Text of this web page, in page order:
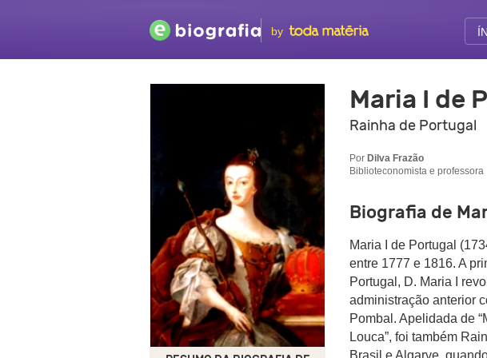
by
Maria I de
Rainha de Portugal
Por Dilva Frazão
Biblioteconomista e professora
Biografia de
Maria I de Portugal
entre 1777 e 1816. A
Portugal, D. Maria I
administração anterior
Pombal. Apelidada de
Louca”, foi também
Brasil e Algarve,